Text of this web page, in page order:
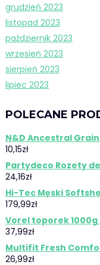
grudzień 2023
listopad 2023
październik 2023
wrzesień 2023
sierpień 2023
lipiec 2023
POLECANE
N&D Ancestral
10,15zł
Partydeco Rozety
24,16zł
Hi-Tec Męski
179,99zł
Vorel toporek
37,99zł
Multifit Fresh
26,99zł